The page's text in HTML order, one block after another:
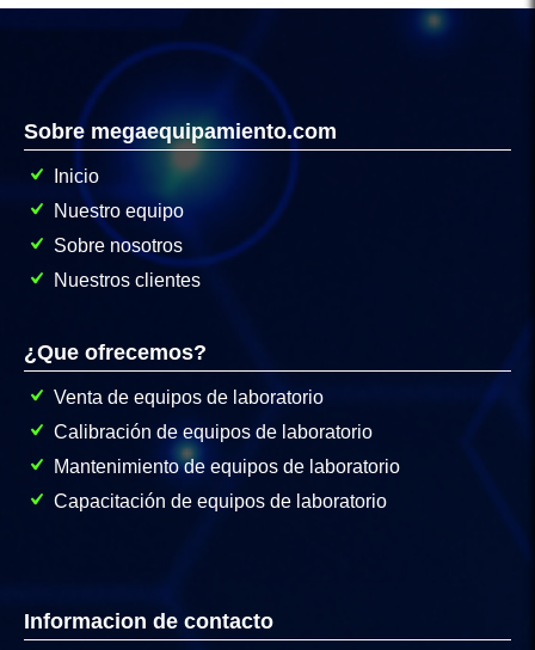
Sobre megaequipamiento.com
Inicio
Nuestro equipo
Sobre nosotros
Nuestros clientes
¿Que ofrecemos?
Venta de equipos de laboratorio
Calibración de equipos de laboratorio
Mantenimiento de equipos de laboratorio
Capacitación de equipos de laboratorio
Informacion de contacto